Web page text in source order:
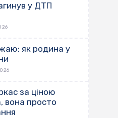
у ДТП
як родина у
за ціною
вона просто